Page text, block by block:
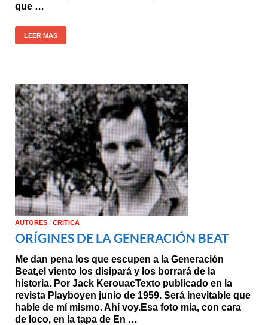
que …
LEER MAS
AUTORES / CRÍTICA
ORÍGINES DE LA GENERACIÓN BEAT
Me dan pena los que escupen a la Generación
Beat,el viento los disipará y los borrará de la
historia. Por Jack KerouacTexto publicado en la
revista Playboyen junio de 1959. Será inevitable que
hable de mí mismo. Ahí voy.Esa foto mía, con cara
de loco, en la tapa de En …